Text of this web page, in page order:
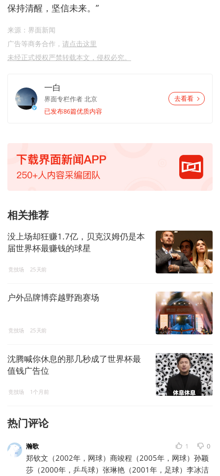
保持清醒，坚信未来。”
来源：界面新闻
广告等商务合作， 请点击这里
未经正式授权严禁转载本文，侵权必究。
一白
界面专栏作者 北京
已发布86篇优质内容
去看看
相关推荐
没上场却狂赚1.7亿，贝克汉姆仍是本
届世界杯最赚钱的球星
竞技场 25天前
户外品牌博弈越野跑赛场
竞技场 25天前
沈腾喊你休息的那几秒成了世界杯最
值钱广告位
竞技场 1个月前
热门评论
瀚歌 1 0
郑钦文（2002年，网球）商竣程（2005年，网球）孙颖
莎（2000年，乒乓球）张琳艳（2001年，足球）李冰洁